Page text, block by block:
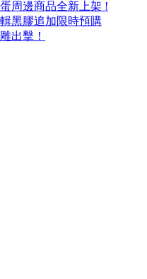
周邊商品全新上架 !
黑膠追加限時預購
出擊！